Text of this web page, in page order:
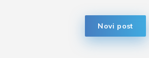
Novi post